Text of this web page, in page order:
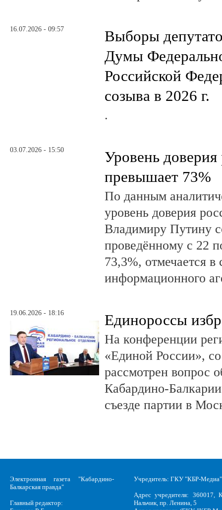
16.07.2026 - 09:57
Выборы
Думы
Российской
созыва в 2026 г.
.
03.07.2026 - 15:50
Уровень
превышает 73%
По данным
уровень доверия
Владимиру Путину
проведённому с 22
73,3%, отмечается
информационного
19.06.2026 - 18:16 Единороссы
На конференции
«Единой России»,
рассмотрен вопрос
Кабардино-
съезде партии в
Электронная газета "Кабардино-
Балкарская правда"
Главный редактор:
Учредитель: ГКУ "КБР-Медиа"
Адрес учредителя: 360017,
Нальчик, пр. Ленина, 5